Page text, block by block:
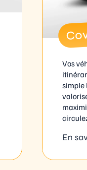
Vos
simple
En